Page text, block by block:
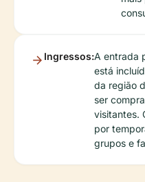
Ingressos:A entrada
está
da região
ser
visitantes.
por
grupos e